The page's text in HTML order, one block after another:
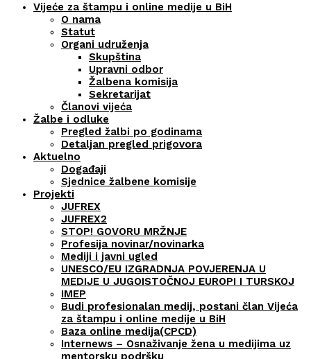
Vijeće za štampu i online medije u BiH
O nama
Statut
Organi udruženja
Skupština
Upravni odbor
Žalbena komisija
Sekretarijat
Članovi vijeća
Žalbe i odluke
Pregled žalbi po godinama
Detaljan pregled prigovora
Aktuelno
Događaji
Sjednice žalbene komisije
Projekti
JUFREX
JUFREX2
STOP! GOVORU MRŽNJE
Profesija novinar/novinarka
Mediji i javni ugled
UNESCO/EU IZGRADNJA POVJERENJA U
MEDIJE U JUGOISTOČNOJ EUROPI I TURSKOJ
IMEP
Budi profesionalan medij, postani član Vijeća
za štampu i online medije u BiH
Baza online medija(CPCD)
Internews – Osnaživanje žena u medijima uz
mentorsku podršku